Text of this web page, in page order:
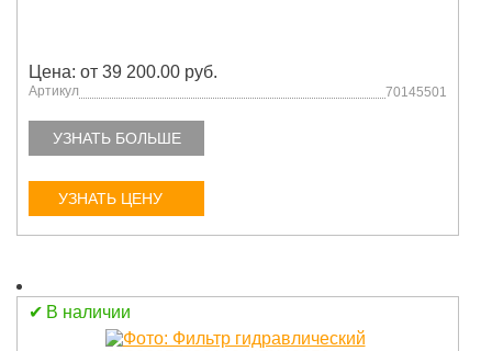
Цена: от 39 200.00 руб.
Артикул 70145501
УЗНАТЬ БОЛЬШЕ
УЗНАТЬ ЦЕНУ
В наличии